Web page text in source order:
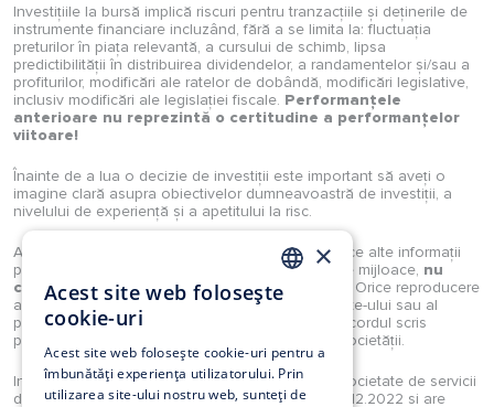
Investițiile la bursă implică riscuri pentru tranzacțiile și deținerile de
instrumente financiare incluzând, fără a se limita la: fluctuația
preturilor în piața relevantă, a cursului de schimb, lipsa
predictibilității în distribuirea dividendelor, a randamentelor și/sau a
profiturilor, modificări ale ratelor de dobândă, modificări legislative,
inclusiv modificări ale legislației fiscale. Performanțele
anterioare nu reprezintă o certitudine a performanțelor
viitoare!
Înainte de a lua o decizie de investiții este important să aveți o
imagine clară asupra obiectivelor dumneavoastră de investiții, a
nivelului de experiență și a apetitului la risc.
Analizele, studiile, opiniile, știrile, prețurile sau orice alte informații
puse la dispoziție de Investimental S.A., prin orice mijloace, nu
constituie recomandări de tranzacționare
. Orice reproducere
a acestora sau a oricărui tip de conținut al website-ului sau al
portalului Investimental sunt strict interzise fără acordul scris
prealabil și explicit al unui reprezentant legal al societății.
Investimental S.A. este autorizată în calitate de societate de servicii
de investiții financiare prin Decizia ASF nr. 160/12.12.2022 si are
ROMANIAN
×
Acest site web folosește
cookie-uri
Acest site web folosește cookie-uri pentru a
îmbunătăți experiența utilizatorului. Prin
utilizarea site-ului nostru web, sunteți de